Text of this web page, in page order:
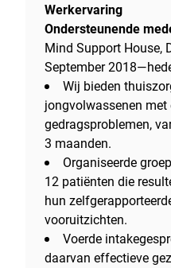
Werkervaring
Ondersteunende
Mind Support House,
September
Wij bieden
jongvolwassenen met
gedragsproblemen,
3 maanden.
Organiseerde
12 patiënten die
hun
vooruitzichten.
Voerde
daarvan effectieve